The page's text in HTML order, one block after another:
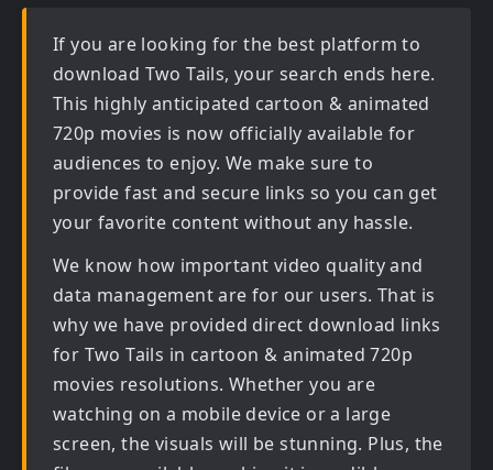
If you are looking for the best platform to
download Two Tails, your search ends here.
This highly anticipated cartoon & animated
720p movies is now officially available for
audiences to enjoy. We make sure to
provide fast and secure links so you can get
your favorite content without any hassle.
We know how important video quality and
data management are for our users. That is
why we have provided direct download links
for Two Tails in cartoon & animated 720p
movies resolutions. Whether you are
watching on a mobile device or a large
screen, the visuals will be stunning. Plus, the